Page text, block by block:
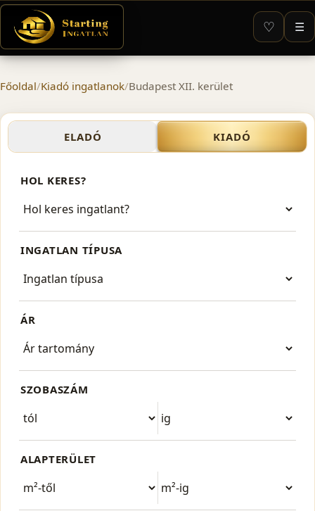
♡ ☰
Főoldal/Kiadó ingatlanok/Budapest XII. kerület
Kiadó ingatlanok –
ELADÓ KIADÓ
HOL KERES?
INGATLAN TÍPUSA
ÁR
SZOBASZÁM
ALAPTERÜLET